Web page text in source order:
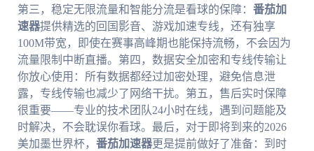
第三，稳定无限流量和智能分流是看球的保障： 番茄加
速器提供精选的回国影音、游戏加速专线，还有独享
100M带宽，即使在赛事高峰期也能保持流畅，不会因为
流量限制中断直播。第四，数据安全加密和专线传输让
你放心使用：所有数据都经过加密处理，避免信息泄
露，专线传输也减少了网络干扰。第五，售后实时保障
很重要——专业的技术团队24小时在线，遇到问题能及
时解决，不会耽误你看球。最后，对于即将到来的2026
美加墨世界杯， 番茄加速器更是提前做好了准备：到时